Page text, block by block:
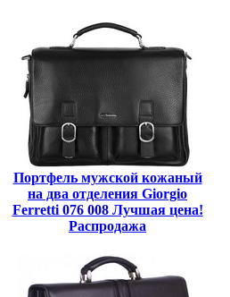
Портфель мужской кожаный
на два отделения Giorgio
Ferretti 076 008 Лучшая цена!
Распродажа